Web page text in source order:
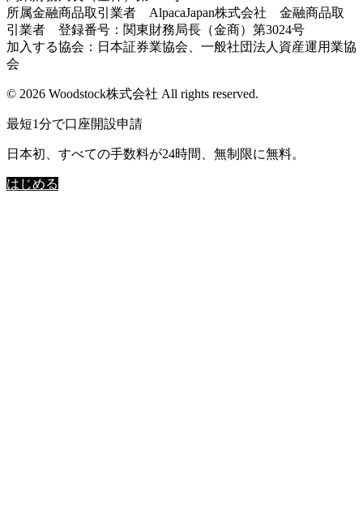
所属金融商品取引業者 AlpacaJapan株式会社 金融商品取
引業者 登録番号：関東財務局長（金商）第3024号
加入する協会：日本証券業協会、一般社団法人資産運用業協
会
© 2026 Woodstock株式会社 All rights reserved.
最短1分で口座開設申請
日本初、すべての手数料が24時間、無制限に無料。
はじめる